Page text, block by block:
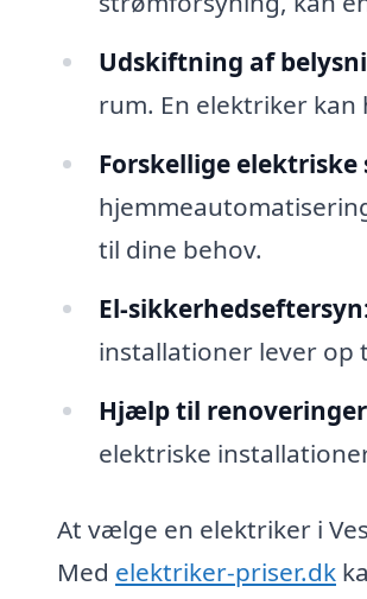
Udskiftning af
rum. En elektriker
Forskellige elektriske
til dine behov.
El-
installationer lever op
Hjælp til
elektriske
At vælge en elektriker i
Med elektriker-priser.dk